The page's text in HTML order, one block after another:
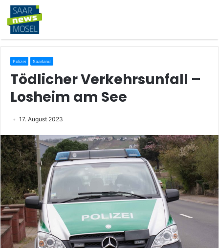
Polizei Saarland
Tödlicher Verkehrsunfall –
Losheim am See
17. August 2023